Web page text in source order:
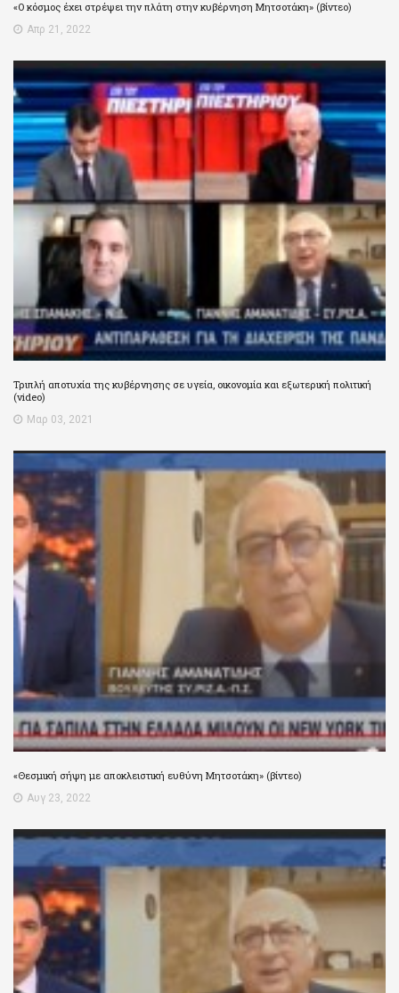
«Ο κόσμος έχει στρέψει την πλάτη στην κυβέρνηση Μητσοτάκη» (βίντεο)
Απρ 21, 2022
Τριπλή αποτυχία της κυβέρνησης σε υγεία, οικονομία και εξωτερική πολιτική
(video)
Μαρ 03, 2021
«Θεσμική σήψη με αποκλειστική ευθύνη Μητσοτάκη» (βίντεο)
Αυγ 23, 2022